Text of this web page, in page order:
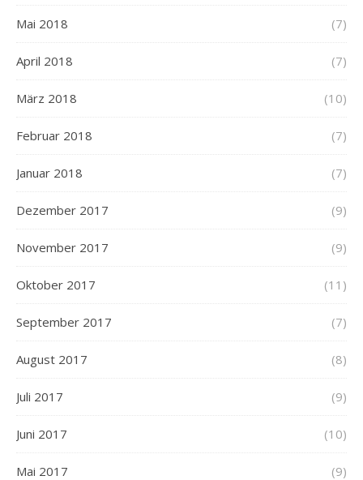
Mai 2018 (7)
April 2018 (7)
März 2018 (10)
Februar 2018 (7)
Januar 2018 (7)
Dezember 2017 (9)
November 2017 (9)
Oktober 2017 (11)
September 2017 (7)
August 2017 (8)
Juli 2017 (9)
Juni 2017 (10)
Mai 2017 (9)